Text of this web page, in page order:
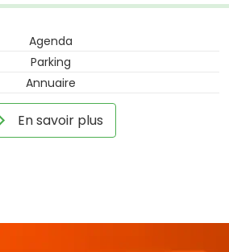
Agenda
Parking
Annuaire
En savoir plus